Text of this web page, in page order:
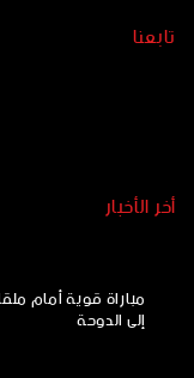
تابعنا
أخر الأخبار
مباراة قوية أمام
إلى الدوحة